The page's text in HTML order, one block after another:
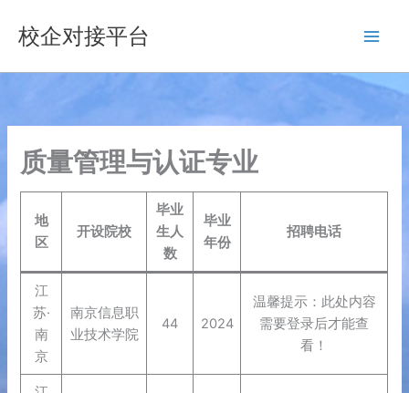
容
校企对接平台
质量管理与认证专业
地
区
开设院校
毕业
生人
数
毕业
年份
招聘电话
江
苏·
南
京
南京信息职
业技术学院
44 2024
温馨提示：此处内容
需要登录后才能查
看！